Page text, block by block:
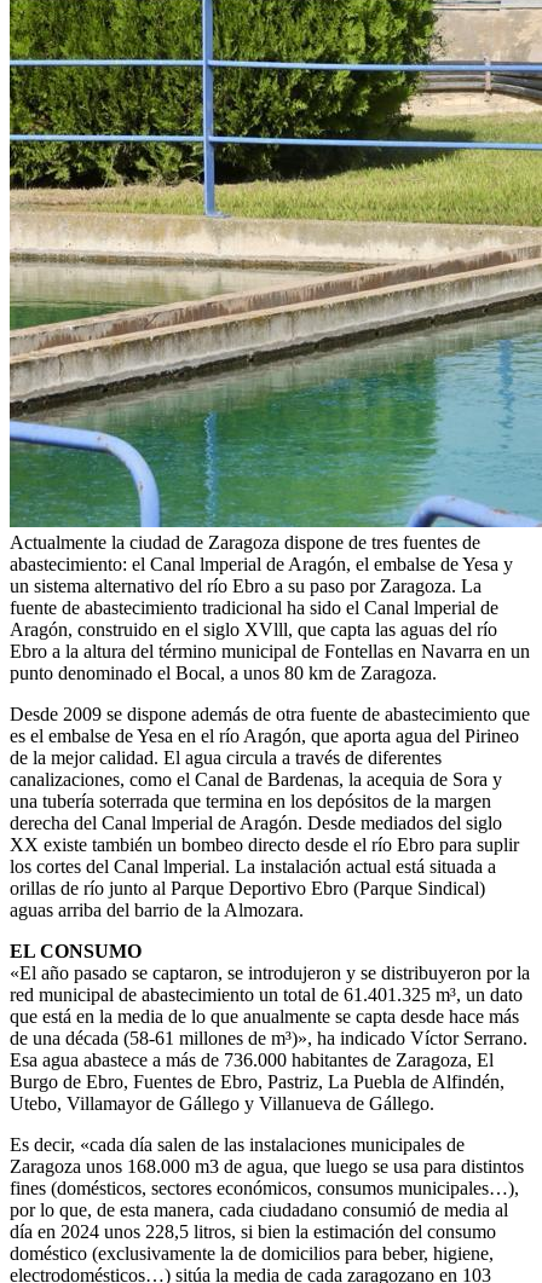
Actualmente la ciudad de Zaragoza dispone de tres fuentes de
abastecimiento: el Canal lmperial de Aragón, el embalse de Yesa y
un sistema alternativo del río Ebro a su paso por Zaragoza. La
fuente de abastecimiento tradicional ha sido el Canal lmperial de
Aragón, construido en el siglo XVlll, que capta las aguas del río
Ebro a la altura del término municipal de Fontellas en Navarra en un
punto denominado el Bocal, a unos 80 km de Zaragoza.
Desde 2009 se dispone además de otra fuente de abastecimiento que
es el embalse de Yesa en el río Aragón, que aporta agua del Pirineo
de la mejor calidad. El agua circula a través de diferentes
canalizaciones, como el Canal de Bardenas, la acequia de Sora y
una tubería soterrada que termina en los depósitos de la margen
derecha del Canal lmperial de Aragón. Desde mediados del siglo
XX existe también un bombeo directo desde el río Ebro para suplir
los cortes del Canal lmperial. La instalación actual está situada a
orillas de río junto al Parque Deportivo Ebro (Parque Sindical)
aguas arriba del barrio de la Almozara.
EL CONSUMO
«El año pasado se captaron, se introdujeron y se distribuyeron por la
red municipal de abastecimiento un total de 61.401.325 m³, un dato
que está en la media de lo que anualmente se capta desde hace más
de una década (58-61 millones de m³)», ha indicado Víctor Serrano.
Esa agua abastece a más de 736.000 habitantes de Zaragoza, El
Burgo de Ebro, Fuentes de Ebro, Pastriz, La Puebla de Alfindén,
Utebo, Villamayor de Gállego y Villanueva de Gállego.
Es decir, «cada día salen de las instalaciones municipales de
Zaragoza unos 168.000 m3 de agua, que luego se usa para distintos
fines (domésticos, sectores económicos, consumos municipales…),
por lo que, de esta manera, cada ciudadano consumió de media al
día en 2024 unos 228,5 litros, si bien la estimación del consumo
doméstico (exclusivamente la de domicilios para beber, higiene,
electrodomésticos…) sitúa la media de cada zaragozano en 103